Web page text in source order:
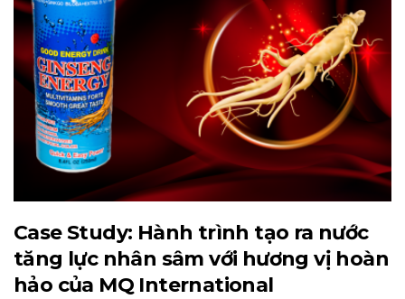
Case Study: Hành trình tạo ra nước
tăng lực nhân sâm với hương vị hoàn
hảo của MQ International